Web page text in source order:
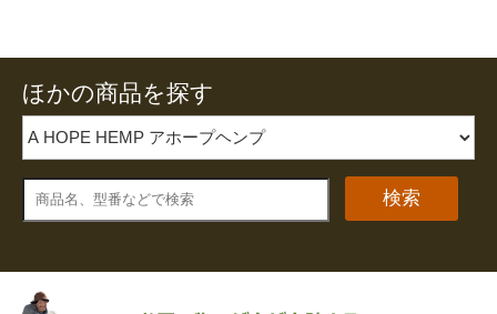
ほかの商品を探す
検索